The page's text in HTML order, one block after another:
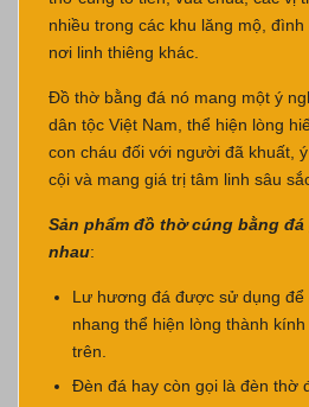
nhiều trong các khu lăng mộ,
nơi linh thiêng khác.
Đồ thờ bằng đá nó mang một ý
dân tộc Việt Nam, thể hiện lòng
con cháu đối với người đã khuất,
cội và mang giá trị tâm linh sâu
Sản phẩm đồ thờ cúng bằng
nhau:
Lư hương đá được sử dụng để
nhang thể hiện lòng thành
trên.
Đèn đá hay còn gọi là đèn thờ